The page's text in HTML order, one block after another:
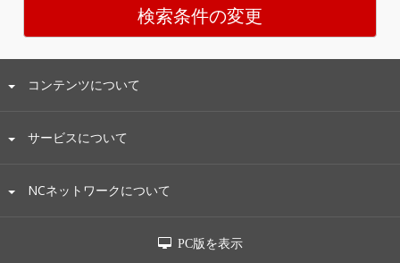
検索条件の変更
コンテンツについて
サービスについて
NCネットワークについて
PC版を表示